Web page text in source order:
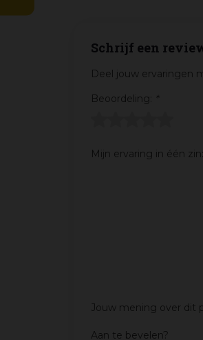
Schrijf een
Deel jouw ervaringen
Beoordeling:
*
Mijn ervaring in één zin:
Jouw mening over dit
Aan te bevelen?